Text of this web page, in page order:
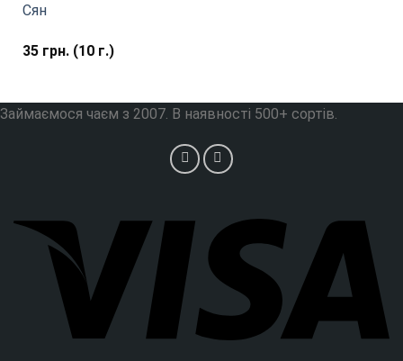
Сян
35грн.(10 г.)
Займаємося чаєм з 2007. В наявності 500+ сортів.